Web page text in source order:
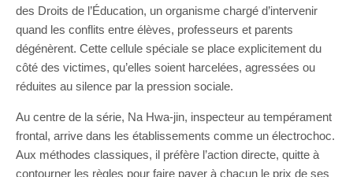
des Droits de l’Éducation, un organisme chargé d’intervenir
quand les conflits entre élèves, professeurs et parents
dégénèrent. Cette cellule spéciale se place explicitement du
côté des victimes, qu’elles soient harcelées, agressées ou
réduites au silence par la pression sociale.
Au centre de la série, Na Hwa-jin, inspecteur au tempérament
frontal, arrive dans les établissements comme un électrochoc.
Aux méthodes classiques, il préfère l’action directe, quitte à
contourner les règles pour faire payer à chacun le prix de ses